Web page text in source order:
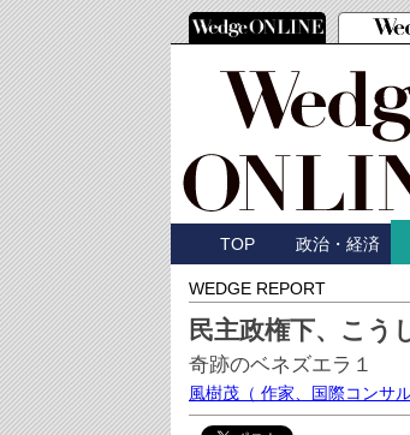
TOP 政治・経済
WEDGE REPORT
民主政権下、こう
奇跡のベネズエラ１
風樹茂 （ 作家、国際コンサ